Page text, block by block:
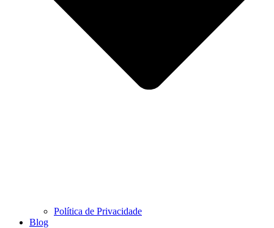
Política de Privacidade
Blog